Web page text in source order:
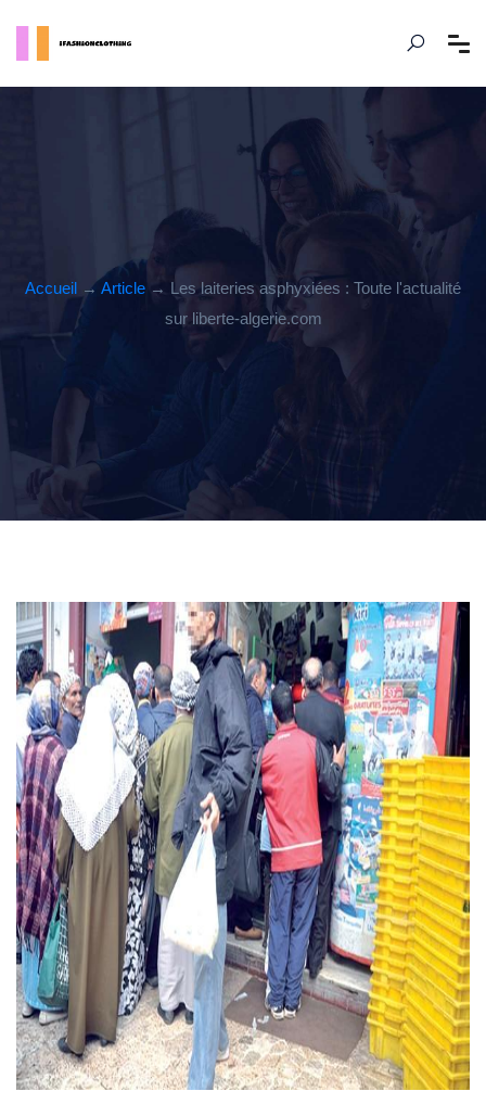
Accueil → Article → Les laiteries asphyxiées : Toute l'actualité
sur liberte-algerie.com